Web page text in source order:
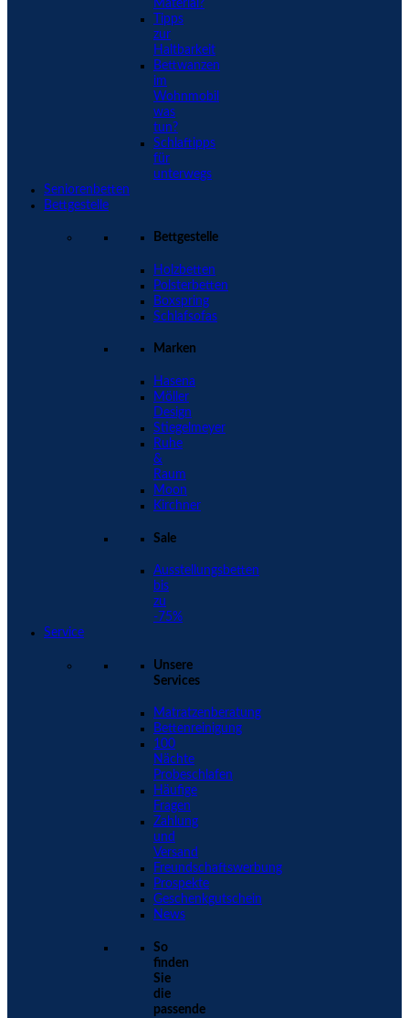
Material?
Tipps
zur
Haltbarkeit
Bettwanzen
im
Wohnmobil
was
tun?
Schlaftipps
für
unterwegs
Seniorenbetten
Bettgestelle
Bettgestelle
Holzbetten
Polsterbetten
Boxspring
Schlafsofas
Marken
Hasena
Möller
Design
Stiegelmeyer
Ruhe
&
Raum
Moon
Kirchner
Sale
Ausstellungsbetten
bis
zu
-75%
Service
Unsere
Services
Matratzenberatung
Bettenreinigung
100
Nächte
Probeschlafen
Häufige
Fragen
Zahlung
und
Versand
Freundschaftswerbung
Prospekte
Geschenkgutschein
News
So
finden
Sie
die
passende